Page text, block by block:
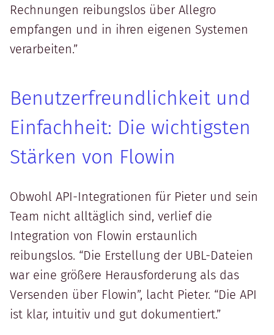
Rechnungen reibungslos über Allegro
empfangen und in ihren eigenen Systemen
verarbeiten.”
Benutzerfreundlichkeit und
Einfachheit: Die wichtigsten
Stärken von Flowin
Obwohl API-Integrationen für Pieter und sein
Team nicht alltäglich sind, verlief die
Integration von Flowin erstaunlich
reibungslos. “Die Erstellung der UBL-Dateien
war eine größere Herausforderung als das
Versenden über Flowin”, lacht Pieter. “Die API
ist klar, intuitiv und gut dokumentiert.”